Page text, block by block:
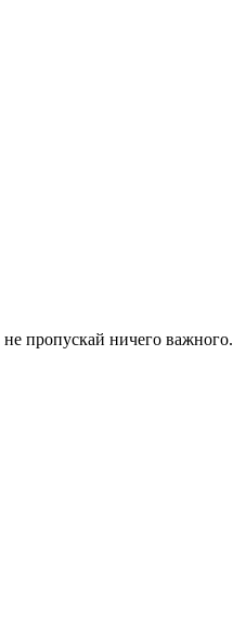
пропускай ничего важного.